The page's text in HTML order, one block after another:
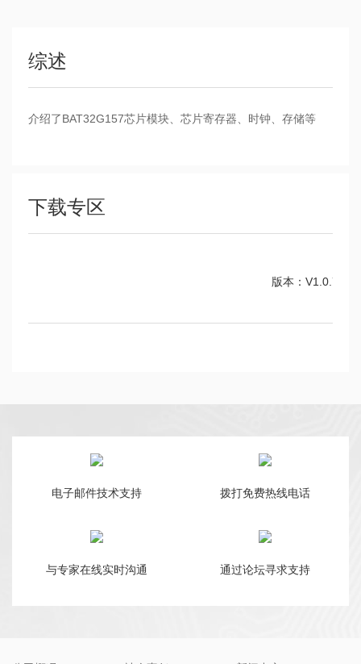
综述
介绍了BAT32G157芯片模块、芯片寄存器、时钟、存储等
下载专区
版本：V1.0.7
电子邮件技术支持 拨打免费热线电话
与专家在线实时沟通 通过论坛寻求支持